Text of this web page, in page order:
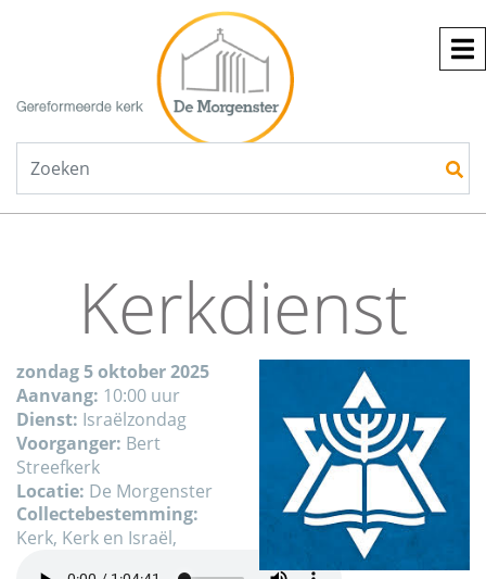
Kerkdienst
zondag 5 oktober 2025
Aanvang: 10:00 uur
Dienst: Israëlzondag
Voorganger: Bert
Streefkerk
Locatie: De Morgenster
Collectebestemming:
Kerk, Kerk en Israël,